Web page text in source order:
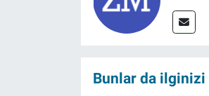
Bunlar da